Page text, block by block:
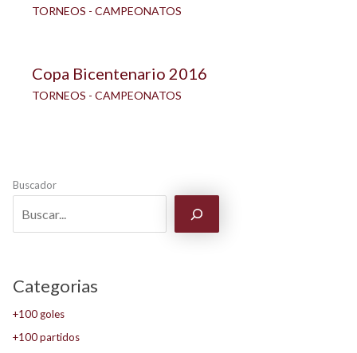
TORNEOS - CAMPEONATOS
Copa Bicentenario 2016
TORNEOS - CAMPEONATOS
Buscador
Categorias
+100 goles
+100 partidos